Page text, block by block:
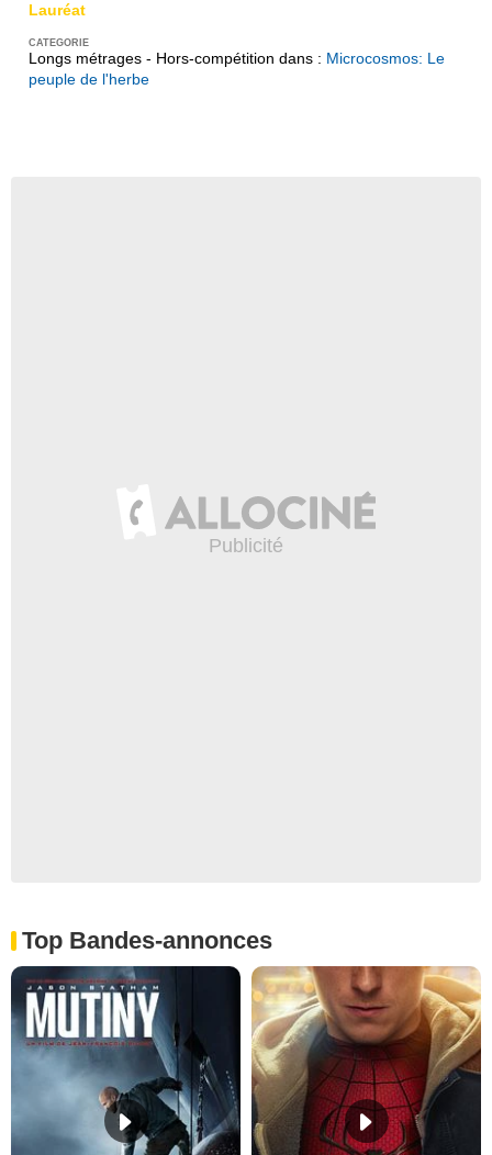
Lauréat
Longs métrages - Hors-compétition dans : Microcosmos: Le
peuple de l'herbe
Top Bandes-annonces